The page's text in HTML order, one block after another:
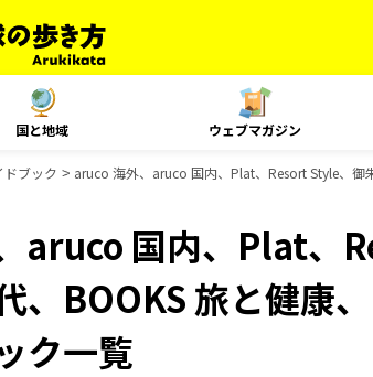
国と地域 ウェブマガジン
ドブック aruco 海外、aruco 国内、Plat、Resort Style、御
aruco 国内、Plat、
、BOOKS 旅と健康
ク一覧